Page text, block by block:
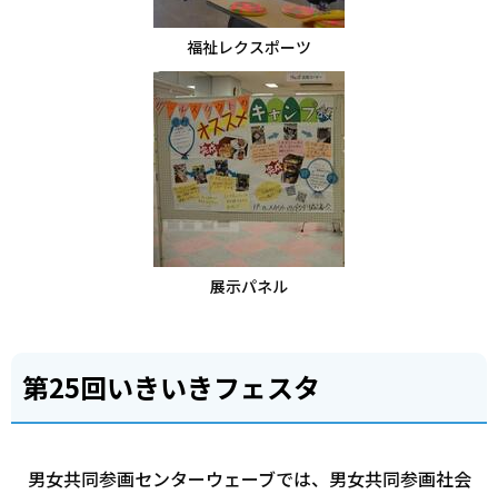
福祉レクスポーツ
展示パネル
第25回いきいきフェスタ
男女共同参画センターウェーブでは、男女共同参画社会